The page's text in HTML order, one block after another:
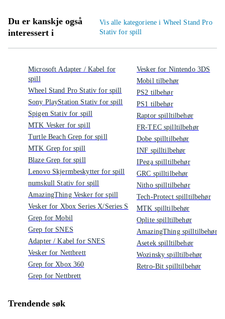
Du er kanskje også
interessert i
Vis alle kategoriene i Wheel Stand Pro
Stativ for spill
Microsoft Adapter / Kabel for
spill
Wheel Stand Pro Stativ for spill
Sony PlayStation Stativ for spill
Spigen Stativ for spill
MTK Vesker for spill
Turtle Beach Grep for spill
MTK Grep for spill
Blaze Grep for spill
Lenovo Skjermbeskytter for spill
numskull Stativ for spill
AmazingThing Vesker for spill
Vesker for Xbox Series X/Series S
Grep for Mobil
Grep for SNES
Adapter / Kabel for SNES
Vesker for Nettbrett
Grep for Xbox 360
Grep for Nettbrett
Vesker for Nintendo 3DS
Mobil tilbehør
PS2 tilbehør
PS1 tilbehør
Raptor spilltilbehør
FR-TEC spilltilbehør
Dobe spilltilbehør
INF spilltilbehør
IPega spilltilbehør
GRC spilltilbehør
Nitho spilltilbehør
Tech-Protect spilltilbehør
MTK spilltilbehør
Oplite spilltilbehør
AmazingThing spilltilbehør
Asetek spilltilbehør
Wozinsky spilltilbehør
Retro-Bit spilltilbehør
Trendende søk